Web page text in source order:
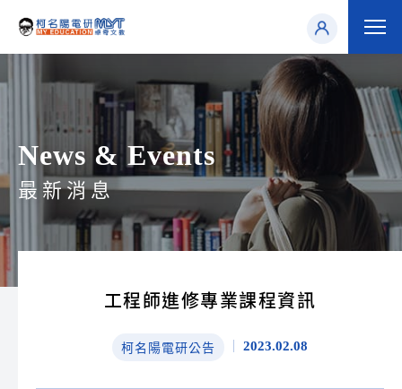
News & Events
最新消息
工程師進修專業課程資訊
柯名陽電研公告 2023.02.08